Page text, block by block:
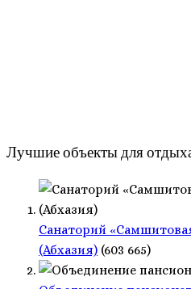
Лучшие объекты для
Санаторий
(Абхазия) (603 665)